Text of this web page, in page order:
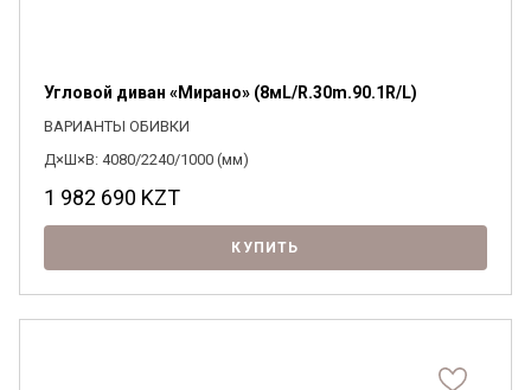
Угловой диван «Мирано» (8мL/R.30m.90.1R/L)
ВАРИАНТЫ ОБИВКИ
Д×Ш×В: 4080/2240/1000 (мм)
1 982 690 KZT
КУПИТЬ